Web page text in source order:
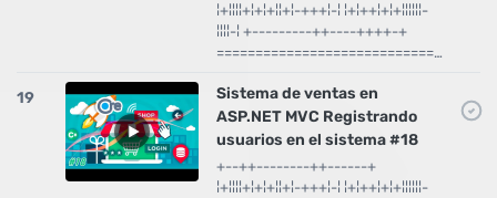
¦+¦¦¦¦+¦+¦+¦¦+¦-+++¦-¦ ¦+¦++¦+¦+¦¦¦¦¦¦-
¦¦¦¦-¦ +---------++----++++-+
============================…
19
Sistema de ventas en
ASP.NET MVC Registrando
usuarios en el sistema #18
+--++--------++------+
¦+¦¦¦¦+¦+¦+¦¦+¦-+++¦-¦ ¦+¦++¦+¦+¦¦¦¦¦¦-